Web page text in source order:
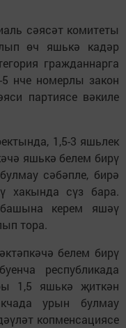
сәясәт комитеты
өч яшькә кадәр
гражданнарга
нче номерлы закон
партиясе вәкиле
1,5-3 яшьлек
яшькә белем бирү
сәбәпле, бирә
хакында сүз бара.
керем яшәү
тора.
белем бирү
республикада
1,5 яшькә җиткән
урын булмау
копменсациясе